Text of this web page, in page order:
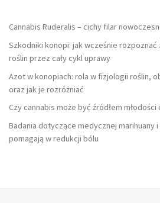
Cannabis Ruderalis – cichy filar
Szkodniki konopi: jak wcześnie
roślin przez cały cykl uprawy
Azot w konopiach: rola w fizjologii roślin,
oraz jak je rozróżniać
Czy cannabis może być źródłem
Badania dotyczące medycznej marihuany i
pomagają w redukcji bólu